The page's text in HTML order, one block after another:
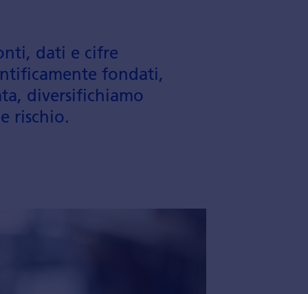
dati e cifre
fondati,
diversifi­chiamo
rischio.